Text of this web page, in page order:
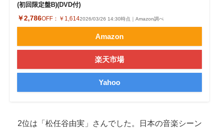
(初回限定盤B)(DVD付)
￥2,786OFF： ￥1,6142026/03/26 14:30時点｜Amazon調べ
Amazon
楽天市場
Yahoo
2位は「松任谷由実」さんでした。日本の音楽シーン